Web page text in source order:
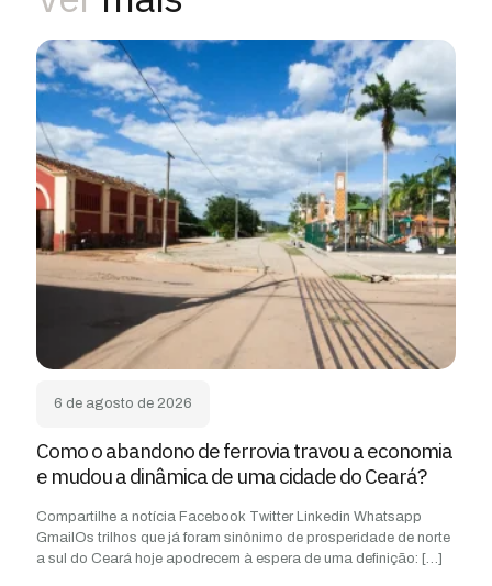
6 de agosto de 2026
Como o abandono de ferrovia travou a economia
e mudou a dinâmica de uma cidade do Ceará?
Compartilhe a notícia Facebook Twitter Linkedin Whatsapp
GmailOs trilhos que já foram sinônimo de prosperidade de norte
a sul do Ceará hoje apodrecem à espera de uma definição: […]